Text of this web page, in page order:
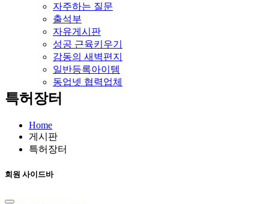
자주하는 질문
출석부
자유게시판
성공 근육키우기
감동의 새벽편지
일반등록아이템
동업넷 협력업체
특허장터
Home
게시판
특허장터
회원 사이드바